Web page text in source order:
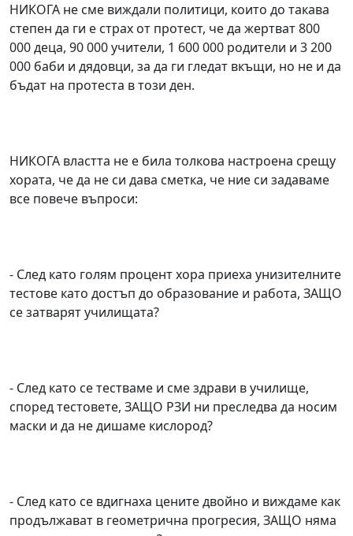
НИКОГА не сме виждали политици, които до такава
степен да ги е страх от протест, че да жертват 800
000 деца, 90 000 учители, 1 600 000 родители и 3 200
000 баби и дядовци, за да ги гледат вкъщи, но не и да
бъдат на протеста в този ден.
НИКОГА властта не е била толкова настроена срещу
хората, че да не си дава сметка, че ние си задаваме
все повече въпроси:
- След като голям процент хора приеха унизителните
тестове като достъп до образование и работа, ЗАЩО
се затварят училищата?
- След като се тестваме и сме здрави в училище,
според тестовете, ЗАЩО РЗИ ни преследва да носим
маски и да не дишаме кислород?
- След като се вдигнаха цените двойно и виждаме как
продължават в геометрична прогресия, ЗАЩО няма